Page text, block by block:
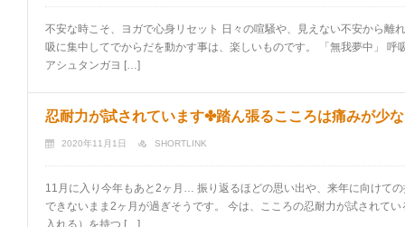
不安な時こそ、ヨガで心身リセット 日々の喧騒や、見えない不安から離
吸に集中してでからだを動かす事は、楽しいものです。 「無我夢中」
アシュタンガヨ […]
忍耐力が試されています✤踏ん張るこころは痛みが少
2020年11月1日 SHORTLINK
11月に入り今年もあと2ヶ月… 振り返るほどの思い出や、来年に向けて
できないまま2ヶ月が過ぎそうです。 今は、こころの忍耐力が試されて
入れる）を持つ […]